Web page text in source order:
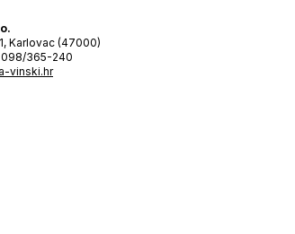
Karlovac (47000)
365-240
vinski.hr